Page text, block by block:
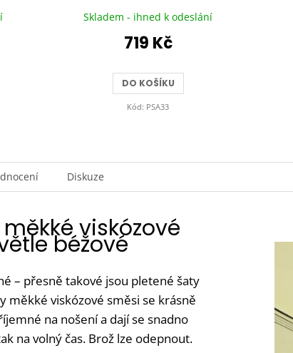
Skladem - ihned k odeslání
719 Kč
DO KOŠÍKU
Kód: PSA33
Diskuze
viskózové
béžové
– přesně takové jsou pletené šaty
měkké viskózové směsi se krásně
na nošení a dají se snadno
na volný čas. Brož lze odepnout.